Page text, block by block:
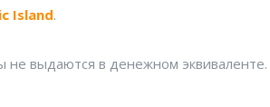
Island.
выдаются в денежном эквиваленте.